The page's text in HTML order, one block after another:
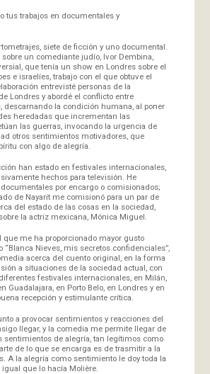
tus trabajos en documentales y
siete de ficción y uno documental.
un comediante judío, Ivor Dembina,
que tenía un show en Londres sobre el
e israelíes, trabajo con el que obtuve el
entrevisté personas de la
Londres y abordé el conflicto entre
descarnando la condición humana, al poner
heredadas que incrementan las
las guerras, invocando la urgencia de
otros sentimientos motivadores, que
con algo de alegría.
han estado en festivales internacionales,
hechos para televisión. He
por encargo o comisionados;
de Nayarit me comisionó para un par de
del estado de las cosas en la sociedad,
la actriz mexicana, Mónica Miguel.
que me ha proporcionado mayor gusto
“Blanca Nieves, mis secretos confidenciales”,
acerca del cuento original, en la forma
a situaciones de la sociedad actual, con
festivales internacionales, en Milán,
Guadalajara, en Porto Belo, en Londres y en
recepción y estimulante crítica.
a provocar sentimientos y reacciones del
llegar, y la comedia me permite llegar de
sentimientos de alegría, tan legítimos como
de lo que se encarga es de trasmitir a la
A la alegría como sentimiento le doy toda la
que lo hacía Molière.